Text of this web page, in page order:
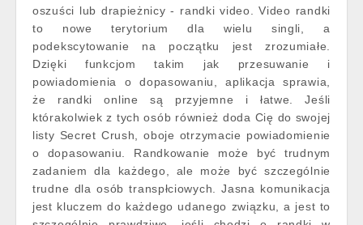
oszuści lub drapieżnicy - randki video. Video randki
to nowe terytorium dla wielu singli, a
podekscytowanie na początku jest zrozumiałe.
Dzięki funkcjom takim jak przesuwanie i
powiadomienia o dopasowaniu, aplikacja sprawia,
że randki online są przyjemne i łatwe. Jeśli
którakolwiek z tych osób również doda Cię do swojej
listy Secret Crush, oboje otrzymacie powiadomienie
o dopasowaniu. Randkowanie może być trudnym
zadaniem dla każdego, ale może być szczególnie
trudne dla osób transpłciowych. Jasna komunikacja
jest kluczem do każdego udanego związku, a jest to